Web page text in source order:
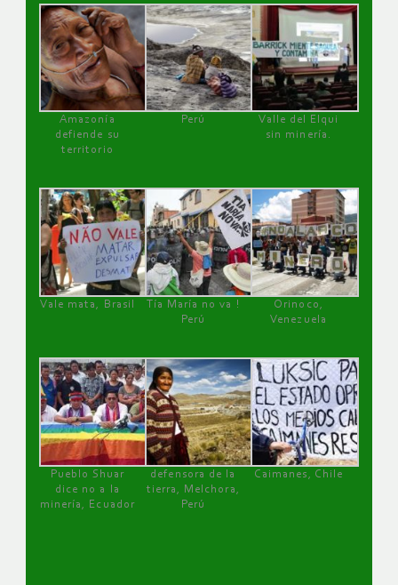
Amazonía
defiende su
territorio
Perú
Valle del Elqui
sin minería.
Vale mata, Brasil
Tía María no va !
Perú
Orinoco,
Venezuela
Pueblo Shuar
dice no a la
minería, Ecuador
defensora de la
tierra, Melchora,
Perú
Caimanes, Chile